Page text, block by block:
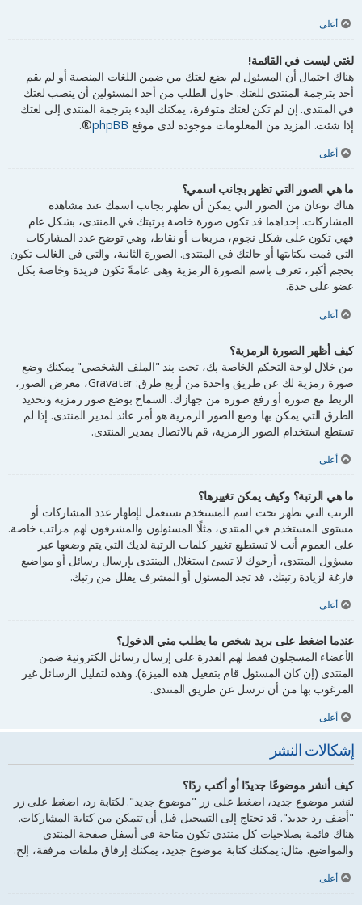
أعلى
لغتي ليست في القائمة!
هناك احتمال أن المسئول لم يضع لغتك من ضمن اللغات المنصبة أو لم يقم
أحد بترجمة المنتدى للغتك. حاول الطلب من أحد المسئولين أن ينصب لغتك
في المنتدى. إن لم تكن لغتك متوفرة، يمكنك البدء بترجمة المنتدى إلى لغتك
إذا شئت. المزيد من المعلومات موجودة لدى موقع phpBB
®.
أعلى
ما هي الصور التي تظهر بجانب اسمي؟
هناك نوعان من الصور التي يمكن أن تظهر بجانب اسمك عند مشاهدة
المشاركات. إحداهما قد تكون صورة خاصة برتبتك في المنتدى، بشكل عام
فهي تكون على شكل نجوم، مربعات أو نقاط، وهي توضح عدد المشاركات
التي قمت بكتابتها أو حالتك في المنتدى. الصورة الثانية، والتي في الغالب تكون
بحجم أكبر، تعرف باسم الصورة الرمزية وهي عامةً تكون فريدة وخاصة بكل
عضو على حدة.
أعلى
كيف أظهر الصورة الرمزية؟
من خلال لوحة التحكم الخاصة بك، تحت بند "الملف الشخصي" يمكنك وضع
صورة رمزية لك عن طريق واحدة من أربع طرق: Gravatar، معرض الصور،
الربط مع صورة أو رفع صورة من جهازك. السماح بوضع صور رمزية وتحديد
الطرق التي يمكن بها وضع الصور الرمزية هو أمر عائد لمدير المنتدى. إذا لم
تستطع استخدام الصور الرمزية، قم بالاتصال بمدير المنتدى.
أعلى
ما هي الرتبة؟ وكيف يمكن تغييرها؟
الرتب التي تظهر تحت اسم المستخدم تستعمل لإظهار عدد المشاركات أو
مستوى المستخدم في المنتدى، مثلًا المسئولون والمشرفون لهم مراتب خاصة.
على العموم أنت لا تستطيع تغيير كلمات الرتبة لديك التي يتم وضعها عبر
مسؤول المنتدى، أرجوك لا تسئ استغلال المنتدى بإرسال رسائل أو مواضيع
فارغة لزيادة رتبتك، قد تجد المسئول أو المشرف يقلل من رتبك.
أعلى
عندما اضغط على بريد شخص ما يطلب مني الدخول؟
الأعضاء المسجلون فقط لهم القدرة على إرسال رسائل الكترونية ضمن
المنتدى (إن كان المسئول قام بتفعيل هذه الميزة). وهذه لتقليل الرسائل غير
المرغوب بها من أن ترسل عن طريق المنتدى.
أعلى
إشكالات النشر
كيف أنشر موضوعًا جديدًا أو أكتب ردًا؟
لنشر موضوع جديد، اضغط على زر "موضوع جديد". لكتابة رد، اضغط على زر
"أضف رد جديد". قد تحتاج إلى التسجيل قبل أن تتمكن من كتابة المشاركات.
هناك قائمة بصلاحيات كل منتدى تكون متاحة في أسفل صفحة المنتدى
والمواضيع. مثال: يمكنك كتابة موضوع جديد، يمكنك إرفاق ملفات مرفقة، إلخ.
أعلى